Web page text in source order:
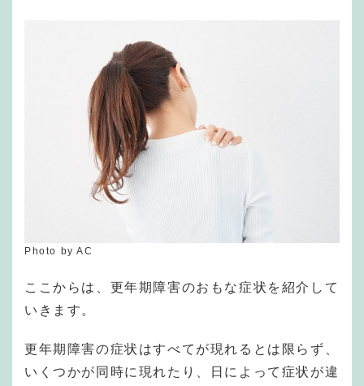
Photo by AC
ここからは、更年期障害のおもな症状を紹介して
いきます。
更年期障害の症状はすべてが現れるとは限らず、
いくつかが同時に現れたり、日によって症状が違